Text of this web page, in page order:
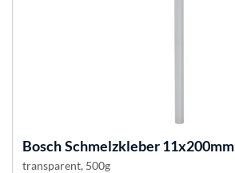
BoschSchmelzkleber 11x200mm
transparent, 500g